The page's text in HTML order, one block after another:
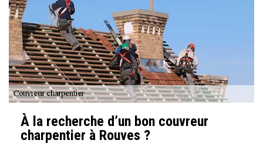
À la recherche d’un bon couvreur
charpentier à Rouves ?